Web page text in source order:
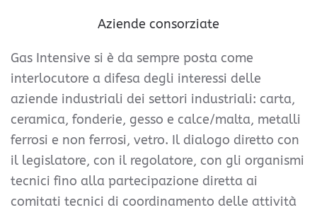
Aziende consorziate
Gas Intensive si è da sempre posta come
interlocutore a difesa degli interessi delle
aziende industriali dei settori industriali: carta,
ceramica, fonderie, gesso e calce/malta, metalli
ferrosi e non ferrosi, vetro. Il dialogo diretto con
il legislatore, con il regolatore, con gli organismi
tecnici fino alla partecipazione diretta ai
comitati tecnici di coordinamento delle attività